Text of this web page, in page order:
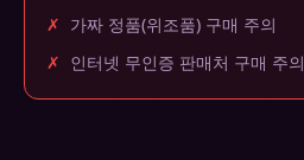
✗ 가짜 정품(위조품) 구매 주의
✗ 인터넷 무인증 판매처 구매 주의